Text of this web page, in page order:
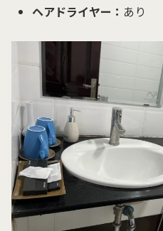
ヘアドライヤー： あり